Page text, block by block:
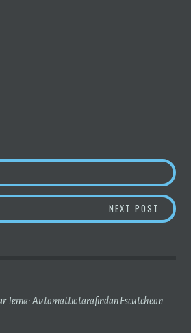
NEXT POST
Tema:Automattictarafından Escutcheon.